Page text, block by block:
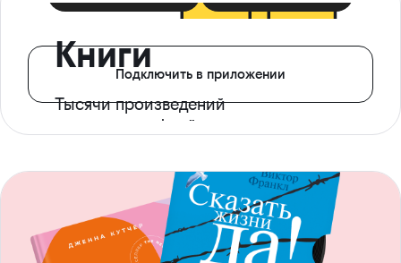
Книги
Тысячи произведений
с доступом офлайн
Подключить в приложении